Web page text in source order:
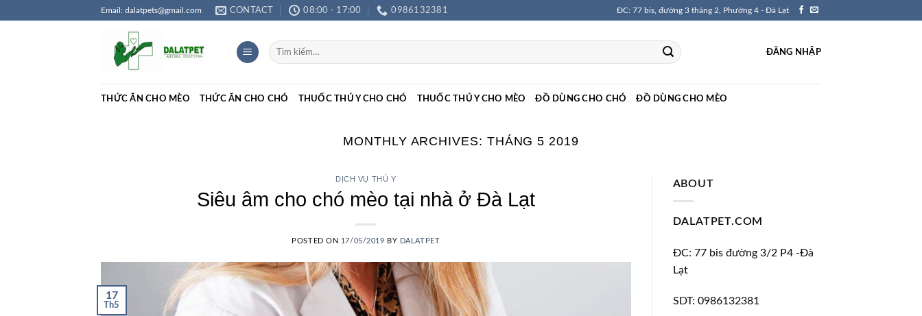
Email: dalatpets@gmail.com CONTACT 08:00 - 17:00 0986132381 ĐC: 77 bis, đường 3 tháng 2, Phường 4 - Đà Lạt
Tìm
kiếm:
ĐĂNG NHẬP
THỨC ĂN CHO MÈO THỨC ĂN CHO CHÓ THUỐC THÚ Y CHO CHÓ THUỐC THÚ Y CHO MÈO ĐỒ DÙNG CHO CHÓ ĐỒ DÙNG CHO MÈO
MONTHLY ARCHIVES: THÁNG 5 2019
DỊCH VỤ THÚ Y
Siêu âm cho chó mèo tại nhà ở Đà Lạt
POSTED ON 17/05/2019 BY DALATPET
17
Th5
ABOUT
DALATPET.COM
ĐC: 77 bis đường 3/2 P4 -Đà
Lạt
SDT: 0986132381